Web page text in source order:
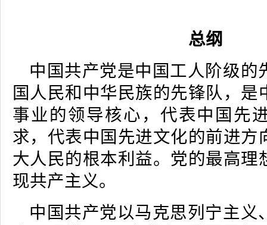
总纲
中国共产党是中国工人阶级的
国人民和中华民族的先锋队，是
事业的领导核心，代表中国先
求，代表中国先进文化的前进方
大人民的根本利益。党的最高理
现共产主义。
中国共产党以马克思列宁主义